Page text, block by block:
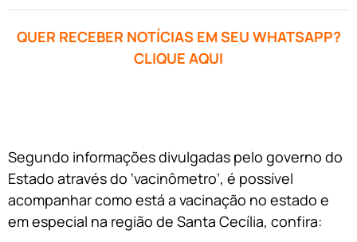
QUER RECEBER NOTÍCIAS EM SEU WHATSAPP?
CLIQUE AQUI
Segundo informações divulgadas pelo governo do
Estado através do ‘vacinômetro’, é possível
acompanhar como está a vacinação no estado e
em especial na região de Santa Cecília, confira: